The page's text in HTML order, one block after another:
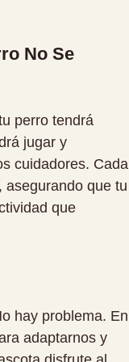
No Se
perro tendrá
jugar y
cuidadores. Cada
asegurando que tu
que
hay problema. En
adaptarnos y